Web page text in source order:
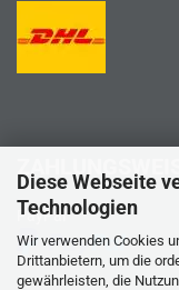
Diese Webseite
Technologien
Wir verwenden Cookies
Drittanbietern, um die
gewährleisten, die
PayPal